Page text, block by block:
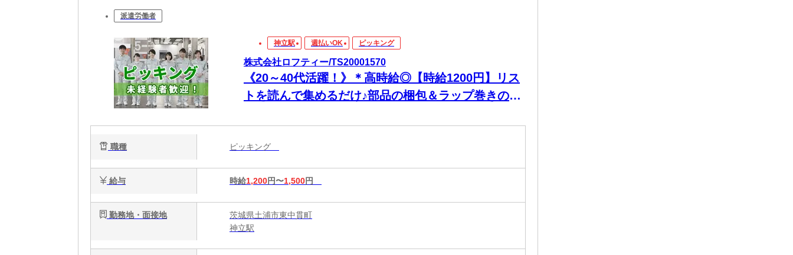
派遣労働者
神立駅 週払いOK ピッキング
株式会社ロフティー/TS20001570
《20～40代活躍！》＊高時給◎【時給1200円】リス
トを読んで集めるだけ♪部品の梱包＆ラップ巻きの軽
職種 ピッキング
給与 時給1,200円〜1,500円
勤務地・面接地
茨城県土浦市東中貫町
神立駅